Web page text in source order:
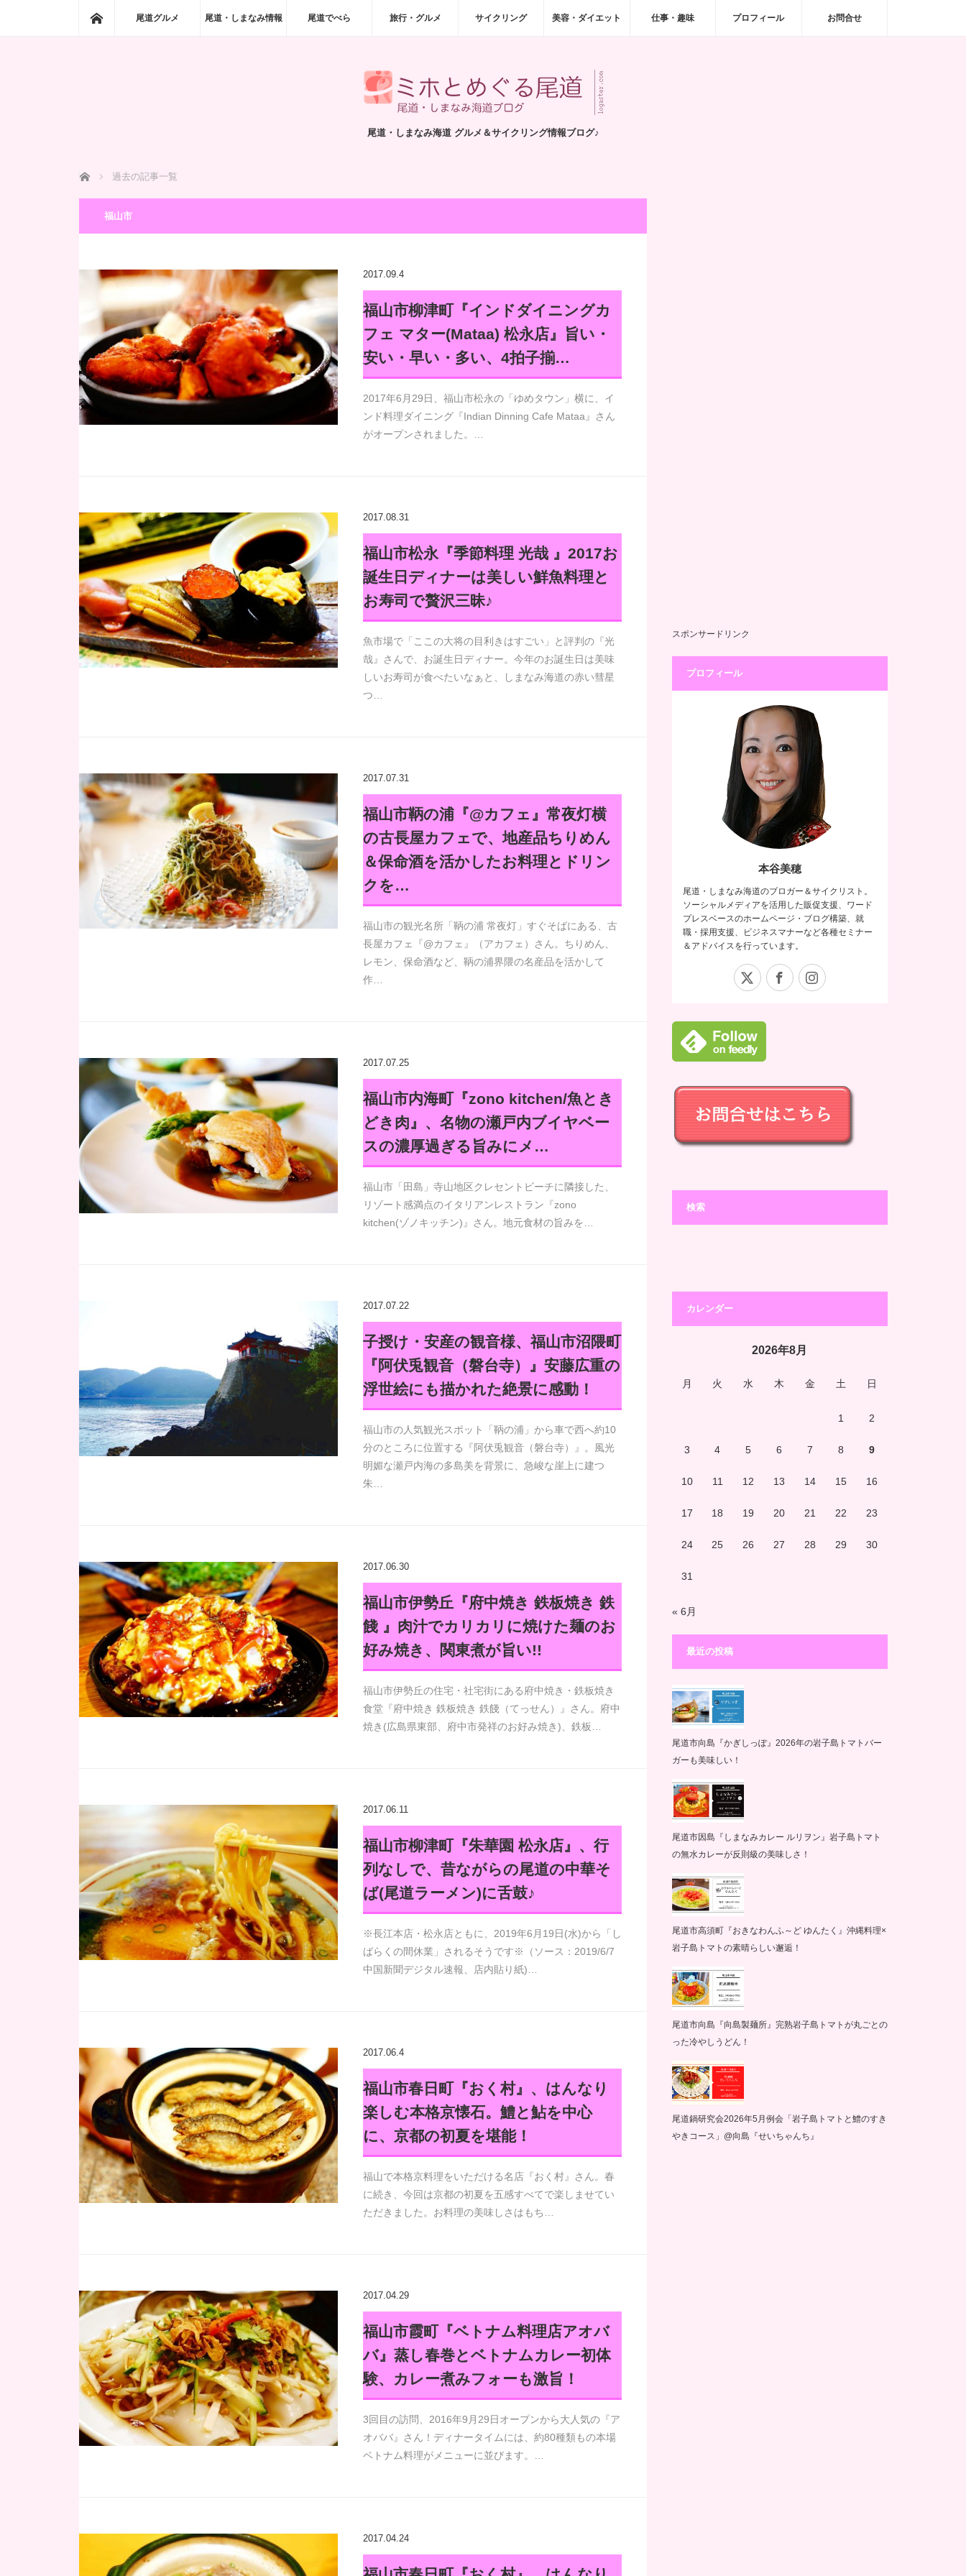
ホーム尾道グルメ 尾道・しまなみ情報 尾道でべら 旅行・グルメ サイクリング 美容・ダイエット 仕事・趣味 プロフィール お問合せ
尾道・しまなみ海道 グルメ＆サイクリング情報ブログ♪
ホーム 過去の記事一覧
福山市
2017.09.4
福山市柳津町『インドダイニングカ
フェ マター(Mataa) 松永店』旨い・
安い・早い・多い、4拍子揃…
2017年6月29日、福山市松永の「ゆめタウン」横に、イ
ンド料理ダイニング『Indian Dinning Cafe Mataa』さん
がオープンされました。…
2017.08.31
福山市松永『季節料理 光哉 』2017お
誕生日ディナーは美しい鮮魚料理と
お寿司で贅沢三昧♪
魚市場で「ここの大将の目利きはすごい」と評判の『光
哉』さんで、お誕生日ディナー。今年のお誕生日は美味
しいお寿司が食べたいなぁと、しまなみ海道の赤い彗星
つ…
2017.07.31
福山市鞆の浦『@カフェ』常夜灯横
の古長屋カフェで、地産品ちりめん
＆保命酒を活かしたお料理とドリン
クを…
福山市の観光名所「鞆の浦 常夜灯」すぐそばにある、古
長屋カフェ『@カフェ』（アカフェ）さん。ちりめん、
レモン、保命酒など、鞆の浦界隈の名産品を活かして
作…
2017.07.25
福山市内海町『zono kitchen/魚とき
どき肉』、名物の瀬戸内ブイヤベー
スの濃厚過ぎる旨みにメ…
福山市「田島」寺山地区クレセントビーチに隣接した、
リゾート感満点のイタリアンレストラン『zono
kitchen(ゾノキッチン)』さん。地元食材の旨みを…
2017.07.22
子授け・安産の観音様、福山市沼隈町
『阿伏兎観音（磐台寺）』安藤広重の
浮世絵にも描かれた絶景に感動！
福山市の人気観光スポット「鞆の浦」から車で西へ約10
分のところに位置する『阿伏兎観音（磐台寺）』。風光
明媚な瀬戸内海の多島美を背景に、急峻な崖上に建つ
朱…
2017.06.30
福山市伊勢丘『府中焼き 鉄板焼き 鉄
餞 』肉汁でカリカリに焼けた麺のお
好み焼き、関東煮が旨い!!
福山市伊勢丘の住宅・社宅街にある府中焼き・鉄板焼き
食堂『府中焼き 鉄板焼き 鉄餞（てっせん）』さん。府中
焼き(広島県東部、府中市発祥のお好み焼き)、鉄板…
2017.06.11
福山市柳津町『朱華園 松永店』、行
列なしで、昔ながらの尾道の中華そ
ば(尾道ラーメン)に舌鼓♪
※長江本店・松永店ともに、2019年6月19日(水)から「し
ばらくの間休業」されるそうです※（ソース：2019/6/7
中国新聞デジタル速報、店内貼り紙)…
2017.06.4
福山市春日町『おく村』、はんなり
楽しむ本格京懐石。鱧と鮎を中心
に、京都の初夏を堪能！
福山で本格京料理をいただける名店『おく村』さん。春
に続き、今回は京都の初夏を五感すべてで楽しませてい
ただきました。お料理の美味しさはもち…
2017.04.29
福山市霞町『ベトナム料理店アオバ
バ』蒸し春巻とベトナムカレー初体
験、カレー煮みフォーも激旨！
3回目の訪問、2016年9月29日オープンから大人気の『ア
オババ』さん！ディナータイムには、約80種類もの本場
ベトナム料理がメニューに並びます。…
2017.04.24
スポンサードリンク
プロフィール
本谷美穂
尾道・しまなみ海道のブロガー＆サイクリスト。
ソーシャルメディアを活用した販促支援、ワード
プレスベースのホームページ・ブログ構築、就
職・採用支援、ビジネスマナーなど各種セミナー
＆アドバイスを行っています。
Facebook
検索
カレンダー
2026年8月
月 火 水 木 金 土 日
1 2
3 4 5 6 7 8 9
10 11 12 13 14 15 16
17 18 19 20 21 22 23
24 25 26 27 28 29 30
31
« 6月
最近の投稿
尾道市向島『かぎしっぽ』2026年の岩子島トマトバー
ガーも美味しい！
尾道市因島『しまなみカレー ルリヲン』岩子島トマト
の無水カレーが反則級の美味しさ！
尾道市高須町『おきなわんふ～ど ゆんたく』沖縄料理×
岩子島トマトの素晴らしい邂逅！
尾道市向島『向島製麺所』完熟岩子島トマトが丸ごとの
った冷やしうどん！
尾道鍋研究会2026年5月例会「岩子島トマトと鱧のすき
やきコース」@向島『せいちゃんち』